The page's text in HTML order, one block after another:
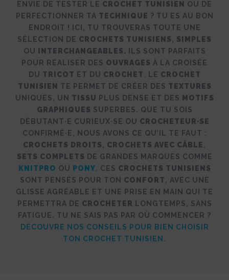
ENVIE DE TESTER LE CROCHET TUNISIEN OU DE
PERFECTIONNER TA TECHNIQUE ? TU ES AU BON
ENDROIT ! ICI, TU TROUVERAS TOUTE UNE
SÉLECTION DE CROCHETS TUNISIENS
SIMPLES
OU
INTERCHANGEABLES.
ILS SONT PARFAITS
POUR RÉALISER DES OUVRAGES À LA CROISÉE
DU TRICOT ET DU CROCHET . LE CROCHET
TUNISIEN
TE PERMET DE CRÉER DES TEXTURES
UNIQUES, UN TISSU PLUS DENSE ET DES
MOTIFS
GRAPHIQUES SUPERBES. QUE TU SOIS
DÉBUTANT·E CURIEUX·SE OU CROCHETEUR·SE
CONFIRMÉ·E, NOUS AVONS CE QU’IL TE FAUT :
CROCHETS DROITS
CROCHETS AVEC CÂBLE
SETS COMPLETS DE GRANDES MARQUES COMME
KNITPRO OU PONY . CES CROCHETS TUNISIENS
SONT PENSÉS POUR TON CONFORT , AVEC UNE
GLISSE AGRÉABLE ET UNE PRISE EN MAIN QUI TE
PERMETTRA DE CROCHETER LONGTEMPS, SANS
FATIGUE. TU NE SAIS PAS PAR OÙ COMMENCER ?
DÉCOUVRE NOS CONSEILS POUR BIEN CHOISIR
TON CROCHET TUNISIEN.